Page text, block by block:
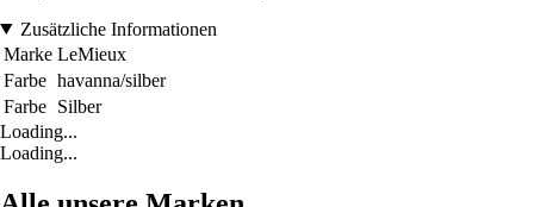
Zusätzliche Informationen
Marke LeMieux
Farbe havanna/silber
Farbe Silber
Loading...
Loading...